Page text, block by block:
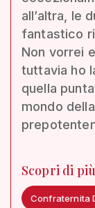
all’altra, le
fantastico
Non vorrei
tuttavia ho
quella
mondo
Scopri di
Confraternita